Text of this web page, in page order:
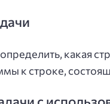
какая
к строке,